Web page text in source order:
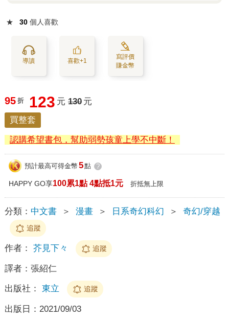
★ 30 個人喜歡
導讀 喜歡+1
寫評價
賺金幣
95 折 123 元 130 元
買整套
認購希望書包，幫助弱勢孩童上學不中斷！
預計最高可得金幣 5點 ?
HAPPY GO享100累1點 4點抵1元 折抵無上限
分類： 中文書 ＞ 漫畫 ＞ 日系奇幻科幻 ＞ 奇幻/穿越
追蹤
作者： 芥見下々 追蹤
譯者： 張紹仁
出版社： 東立 追蹤
出版日： 2021/09/03